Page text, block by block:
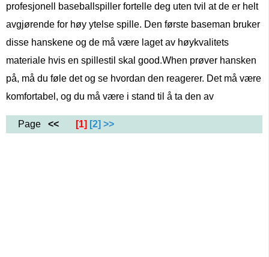
profesjonell baseballspiller fortelle deg uten tvil at de er helt
avgjørende for høy ytelse spille. Den første baseman bruker
disse hanskene og de må være laget av høykvalitets
materiale hvis en spillestil skal good.When prøver hansken
på, må du føle det og se hvordan den reagerer. Det må være
komfortabel, og du må være i stand til å ta den av
Page << [1] [2] >>